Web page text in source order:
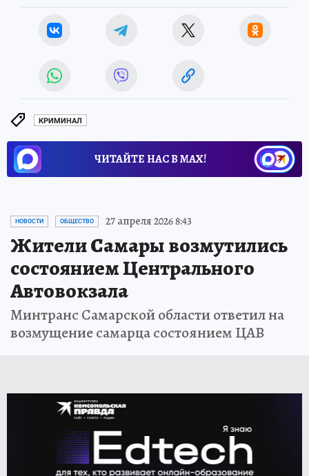
КРИМИНАЛ
ЧИТАЙТЕ НАС В МАХ!
НОВОСТИ ОБЩЕСТВО 27 апреля 2026 8:43
Жители Самары возмутились
состоянием Центрального
Автовокзала
Минтранс Самарской области ответил на
возмущение самарца состоянием ЦАВ